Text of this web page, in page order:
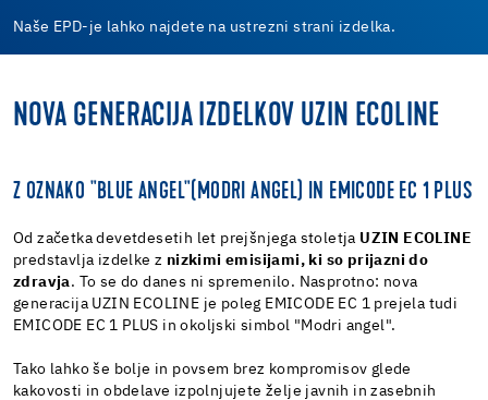
Naše EPD-je lahko najdete na ustrezni strani izdelka.
NOVA GENERACIJA IZDELKOV UZIN ECOLINE
Z OZNAKO "BLUE ANGEL"(MODRI ANGEL) IN EMICODE EC 1 PLUS
Od začetka devetdesetih let prejšnjega stoletja UZIN ECOLINE
predstavlja izdelke z nizkimi emisijami, ki so prijazni do
zdravja. To se do danes ni spremenilo. Nasprotno: nova
generacija UZIN ECOLINE je poleg EMICODE EC 1 prejela tudi
EMICODE EC 1 PLUS in okoljski simbol "Modri angel".
Tako lahko še bolje in povsem brez kompromisov glede
kakovosti in obdelave izpolnjujete želje javnih in zasebnih